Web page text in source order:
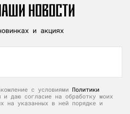
НОВОСТИ
и акциях
с условиями Политики
и даю согласие на обработку моих
на указанных в ней порядке и